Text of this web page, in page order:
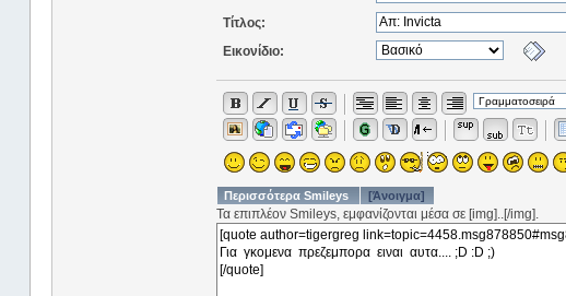
Τίτλος:
Εικονίδιο:
Περισσότερα Smileys [Άνοιγμα]
Τα επιπλέον Smileys, εμφανίζονται μέσα σε [img]..[/img].